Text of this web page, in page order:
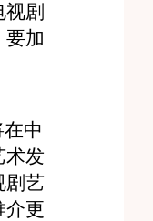
剧
要加
中
术发
剧艺
介更